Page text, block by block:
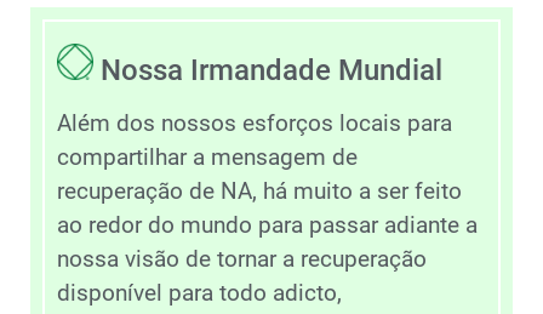
Nossa Irmandade Mundial
Além dos nossos esforços locais para
compartilhar a mensagem de
recuperação de NA, há muito a ser feito
ao redor do mundo para passar adiante a
nossa visão de tornar a recuperação
disponível para todo adicto,